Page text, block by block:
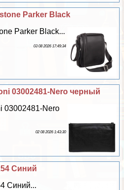
Parker Black
Parker Black...
03 08 2026 17:49:34
03002481-Nero черный
03002481-Nero
02 08 2026 1:43:30
Синий
Синий...